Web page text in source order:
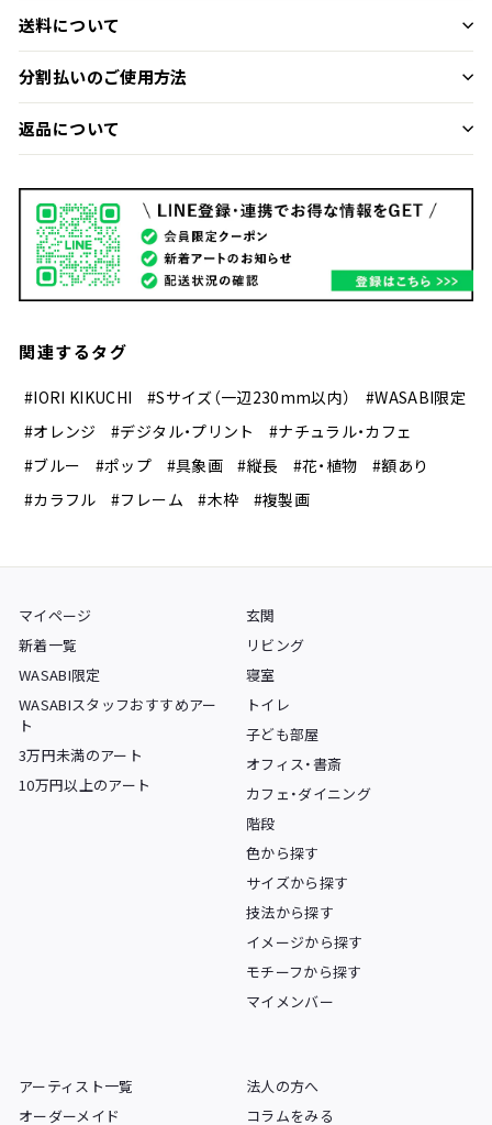
送料について
分割払いのご使用方法
返品について
関連するタグ
#IORI KIKUCHI #Sサイズ（一辺230mm以内）
#WASABI限定
#オレンジ
#デジタル・プリント
#ナチュラル・カフェ
#ブルー
#ポップ #具象画 #縦長 #花・植物
#額あり
#カラフル
#フレーム #木枠 #複製画
マイページ
新着一覧
WASABI限定
WASABIスタッフおすすめアー
ト
3万円未満のアート
10万円以上のアート
玄関
リビング
寝室
トイレ
子ども部屋
オフィス・書斎
カフェ・ダイニング
階段
色から探す
サイズから探す
技法から探す
イメージから探す
モチーフから探す
マイメンバー
アーティスト一覧
オーダーメイド
法人の方へ
コラムをみる